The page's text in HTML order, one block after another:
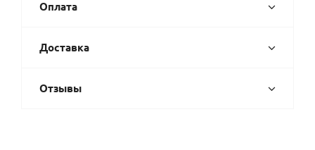
Оплата
Доставка
Отзывы